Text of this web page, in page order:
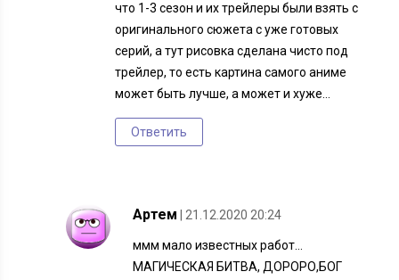
что 1-3 сезон и их трейлеры были взять с
оригинального сюжета с уже готовых
серий, а тут рисовка сделана чисто под
трейлер, то есть картина самого аниме
может быть лучше, а может и хуже…
Ответить
Артем | 21.12.2020 20:24
ммм мало известных работ…
МАГИЧЕСКАЯ БИТВА, ДОРОРО,БОГ